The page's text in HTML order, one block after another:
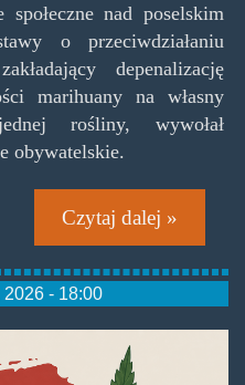
społeczne nad poselskim
o przeciwdziałaniu
depenalizację
marihuany na własny
rośliny, wywołał
obywatelskie.
Czytaj dalej »
- 18:00